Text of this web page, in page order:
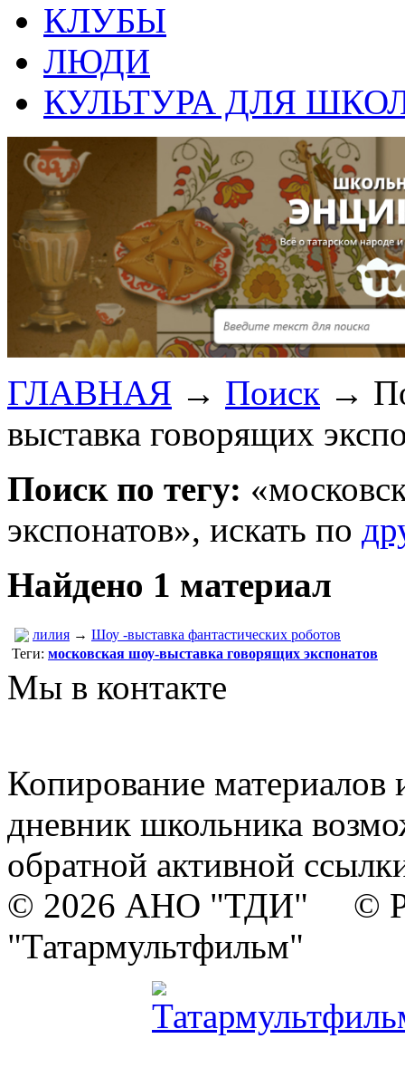
КЛУБЫ
ЛЮДИ
КУЛЬТУРА ДЛЯ
ГЛАВНАЯ → Поиск →
выставка говорящих
Поиск по тегу:
экспонатов», искать по
Найдено 1 материал
лилия → Шоу -выставка фантастических роботов
Теги: московская шоу-выставка говорящих экспонатов
Мы в контакте
Копирование материалов
дневник школьника
обратной активной
© 2026 АНО "ТДИ" ©
"Татармультфильм"